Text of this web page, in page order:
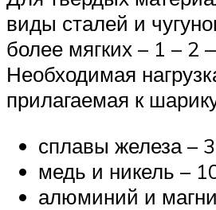
виды сталей и
более мягких – 1 –
Необходимая
прилагаемая к
сплавы железа –
медь и никель –
алюминий и